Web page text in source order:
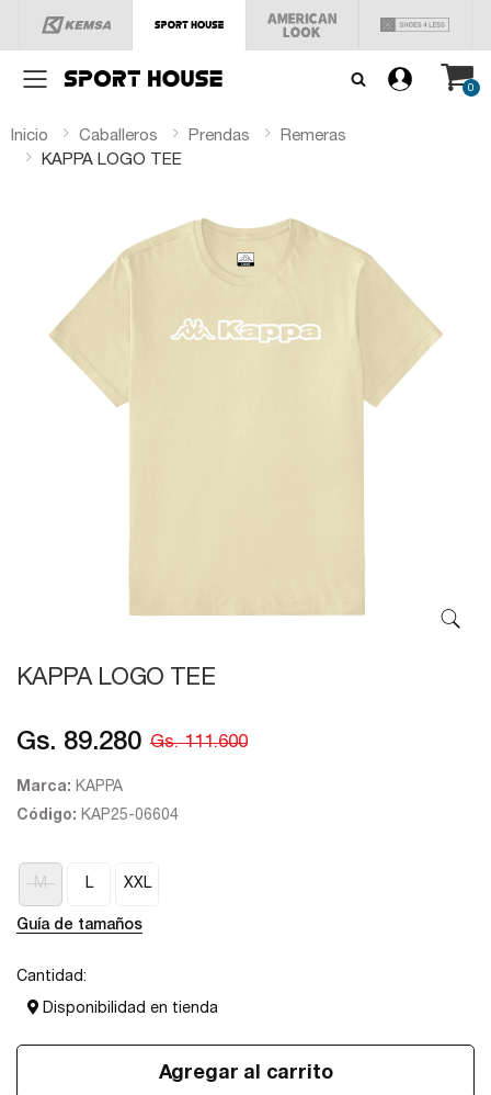
Menú 0
Inicio Caballeros Prendas
Remeras
KAPPA LOGO TEE
KAPPA LOGO TEE
Gs. 89.280 Gs. 111.600
Marca: KAPPA
Código: KAP25-06604
M L XXL
Guía de tamaños
Cantidad:
Disponibilidad en tienda
Agregar al carrito